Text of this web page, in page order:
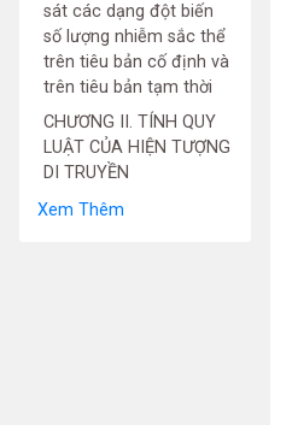
sát các dạng đột biến
số lượng nhiễm sắc thể
trên tiêu bản cố định và
trên tiêu bản tạm thời
CHƯƠNG II. TÍNH QUY
LUẬT CỦA HIỆN TƯỢNG
DI TRUYỀN
Xem Thêm